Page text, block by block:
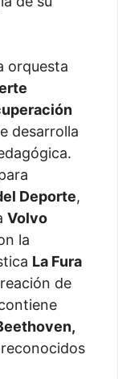
orquesta
desarrolla
Deporte,
Volvo
la
La Fura
de
reconocidos